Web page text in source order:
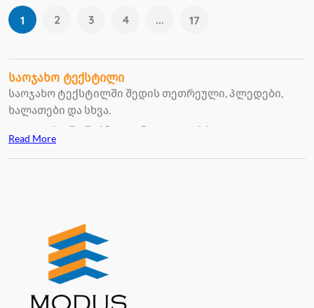
1 2 3 4 ... 17
საოჯახო ტექსტილი
საოჯახო ტექსტილში შედის თეთრეული, პლედები,
ხალათები და სხვა.
კატეგორიაში წარმოდგენილია თურქული
ბრენდიOZDILEK
გამორჩეულია უმაღლესი ხარისხით.
Read More